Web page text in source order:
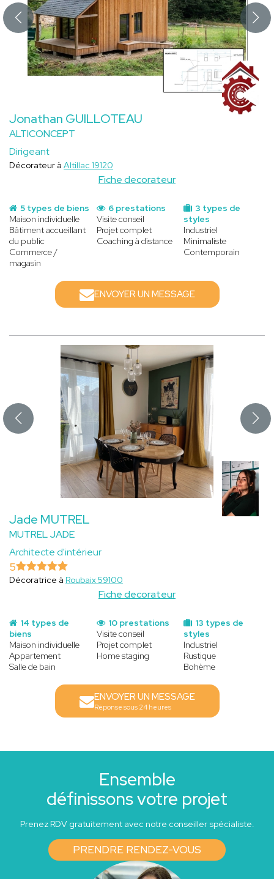
Jonathan GUILLOTEAU
ALTICONCEPT
Dirigeant
Fiche decorateur
Décorateur à Altillac 19120
5 types de biens
Maison individuelle
Bâtiment accueillant
du public
Commerce /
magasin
3 types de
styles
Industriel
Minimaliste
Contemporain
6 prestations
Visite conseil
Projet complet
Coaching à distance
ENVOYER UN MESSAGE
Jade MUTREL
MUTREL JADE
Architecte d'intérieur
Fiche decorateur
5
Décoratrice à Roubaix 59100
14 types de
biens
Maison individuelle
Appartement
Salle de bain
13 types de
styles
Industriel
Rustique
Bohème
10 prestations
Visite conseil
Projet complet
Home staging
ENVOYER UN MESSAGE
Réponse sous 24 heures
Ensemble
définissons votre projet
Prenez RDV gratuitement avec notre conseiller spécialiste.
PRENDRE RENDEZ-VOUS